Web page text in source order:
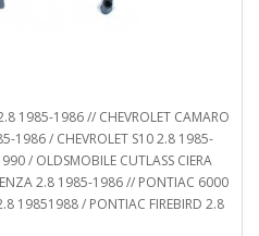
1985-1986 // CHEVROLET CAMARO
1986 / CHEVROLET S10 2.8 1985-
/ OLDSMOBILE CUTLASS CIERA
2.8 1985-1986 // PONTIAC 6000
19851988 / PONTIAC FIREBIRD 2.8